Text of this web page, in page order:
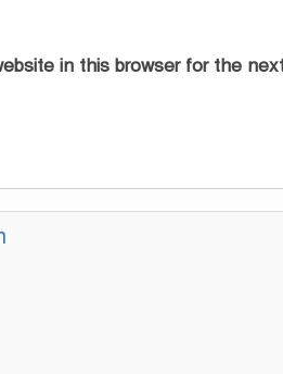
in this browser for the